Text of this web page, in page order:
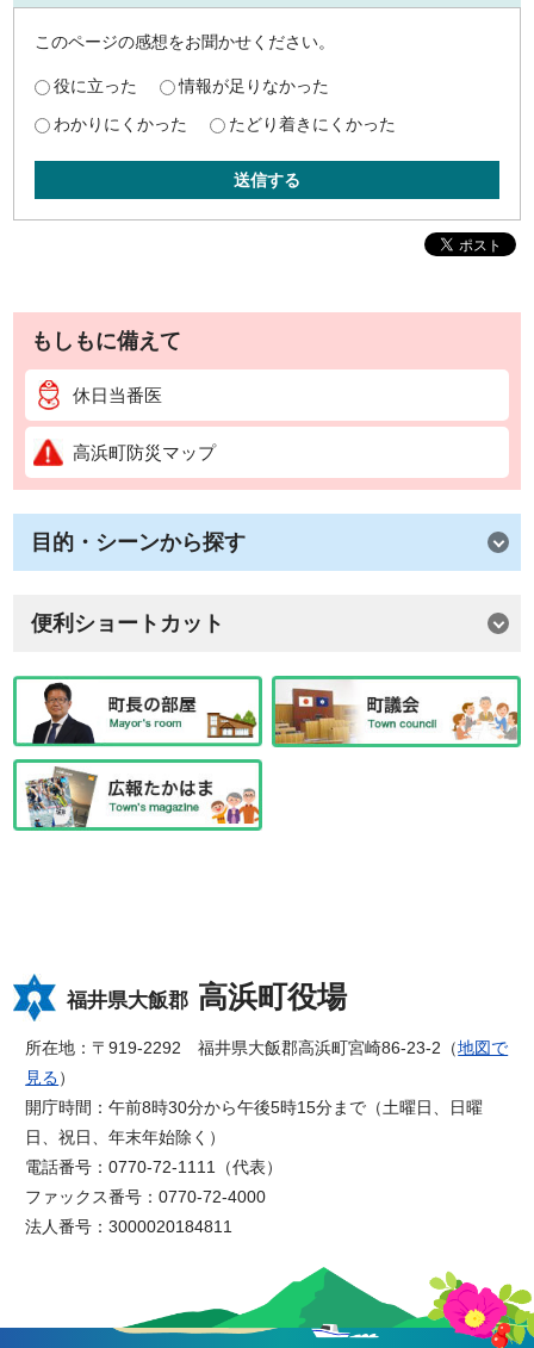
このページの感想をお聞かせください。
役に立った
情報が足りなかった
わかりにくかった
たどり着きにくかった
送信する
もしもに備えて
休日当番医
高浜町防災マップ
目的・シーンから探す
便利ショートカット
福井県大飯郡 高浜町役場
所在地：〒919-2292 福井県大飯郡高浜町宮崎86-23-2（地図で
見る）
開庁時間：午前8時30分から午後5時15分まで（土曜日、日曜
日、祝日、年末年始除く）
電話番号：0770-72-1111（代表）
ファックス番号：0770-72-4000
法人番号：3000020184811